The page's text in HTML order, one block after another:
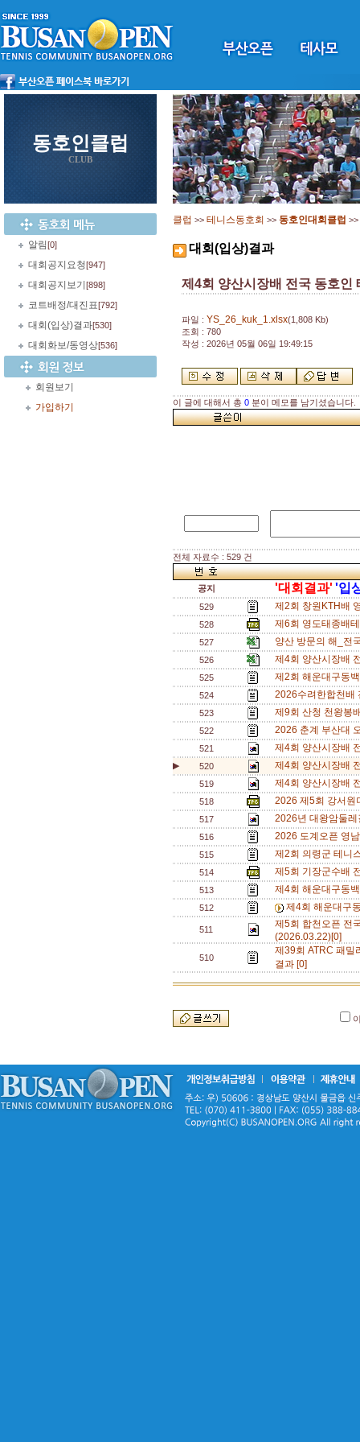
동호인클럽
CLUB
알림[0]
대회공지요청[947]
대회공지보기 [898]
코트배정/대진표[792]
대회(입상)결과[530]
대회화보/동영상[536]
회원보기
가입하기
클럽 >> 테니스동호회 >> 동호인대회클럽 >>
대회(입상)결과
제4회 양산시장배 전국 동호인
파일 : YS_26_kuk_1.xlsx(1,808 Kb)
조회 : 780
작성 : 2026년 05월 06일 19:49:15
이 글에 대해서 총 0 분이 메모를 남기셨습니다.
전체 자료수 : 529 건
공지 '대회결과' '입
529 제2회 창원KTH배
528 제6회 영도태종배
527 양산 방문의 해_전
526 제4회 양산시장배
525 제2회 해운대구동
524 2026수려한합천배
523 제9회 산청 천왕봉
522 2026 춘계 부산대
521 제4회 양산시장배
▶ 520 제4회 양산시장배
519 제4회 양산시장배
518 2026 제5회 강서
517 2026년 대왕암둘
516 2026 도계오픈 영
515 제2회 의령군 테니
514 제5회 기장군수배
513 제4회 해운대구동
512 제4회 해운대구
511
제5회 합천오픈 전
(2026.03.22)[0]
510
제39회 ATRC 패밀
결과 [0]